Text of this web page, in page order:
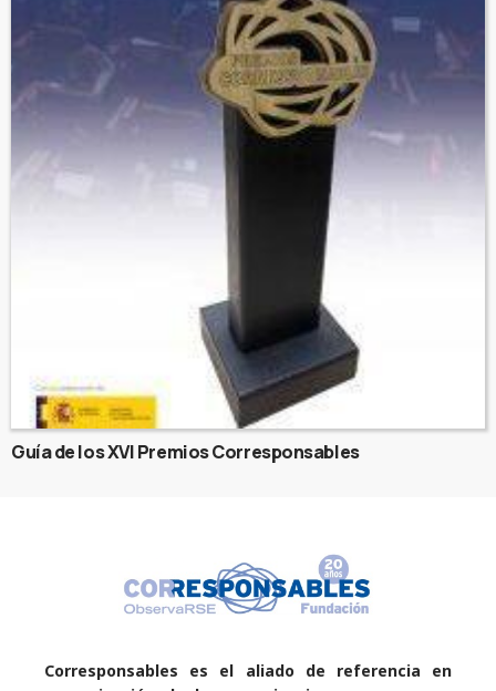
Guía de los XVI Premios Corresponsables
Corresponsables es el aliado de referencia en